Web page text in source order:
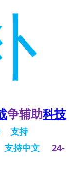
争辅助科技
支持
支持中文
24-